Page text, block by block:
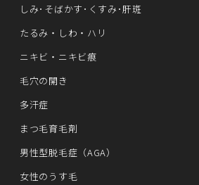
しみ･そばかす･くすみ･肝斑
たるみ・しわ・ハリ
ニキビ・ニキビ痕
毛穴の開き
多汗症
まつ毛育毛剤
男性型脱毛症（AGA）
女性のうす毛